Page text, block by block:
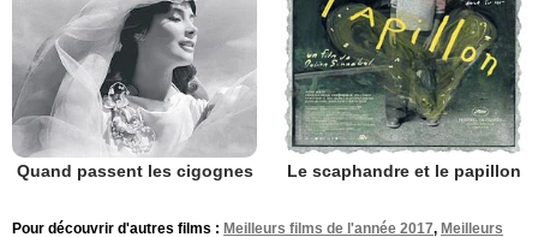
Quand passent les cigognes Le scaphandre et le papillon
Pour découvrir d'autres films : Meilleurs films de l'année 2017, Meilleurs